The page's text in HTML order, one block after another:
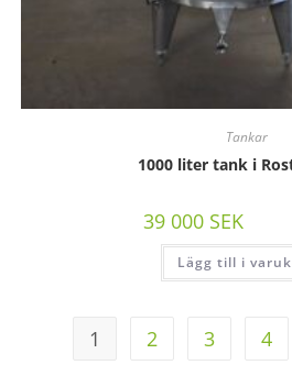
Tankar
1000 liter tank i
39 000 SEK
Lägg till i
1 2 3 4